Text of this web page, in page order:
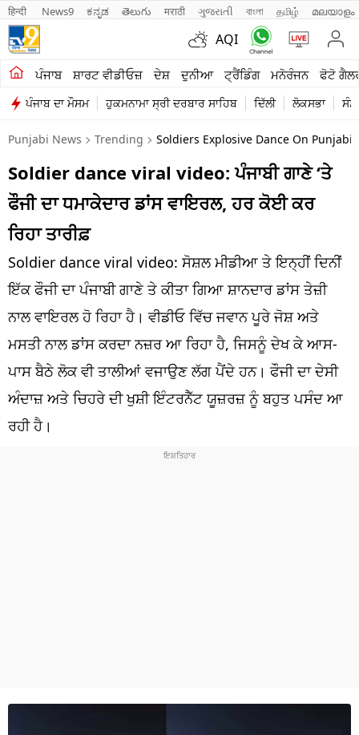
हिन्दी News9 ಕನ್ನಡ తెలుగు मराठी ગુજરાતી বাংলা தமிழ் മലയാളം
AQI
ਪੰਜਾਬ ਸ਼ਾਰਟ ਵੀਡੀਓਜ਼ ਦੇਸ਼ ਦੁਨੀਆ ਟ੍ਰੈਂਡਿੰਗ ਮਨੋਰੰਜਨ ਫੋਟੋ
ਪੰਜਾਬ ਦਾ ਮੌਸਮ ਹੁਕਮਨਾਮਾ ਸ੍ਰੀ ਦਰਬਾਰ ਸਾਹਿਬ ਦਿੱਲੀ ਲੋਕਸਭਾ
ਖੇਤੀਬਾੜੀ
ਸ਼ਾਰਟ ਵੀਡੀਓਜ਼
ਕਾਰੋਬਾਰ
ਕਰਿਅਰ
ਦੇਸ਼
ਲਾਈਫ ਸਟਾਈਲ
ਪੰਜਾਬ
ਧਰਮ
ਖੇਡਾਂ
ਟੈਕਨੋਲਜੀ
Punjabi News Trending Soldiers Explosive Dance On
Soldier dance viral video: ਪੰਜਾਬੀ ਗਾਣੇ ‘ਤੇ
ਫੌਜੀ ਦਾ ਧਮਾਕੇਦਾਰ ਡਾਂਸ ਵਾਇਰਲ, ਹਰ ਕੋਈ ਕਰ
ਰਿਹਾ ਤਾਰੀਫ਼
Soldier dance viral video: ਸੋਸ਼ਲ ਮੀਡੀਆ ਤੇ ਇਨ੍ਹੀਂ ਦਿਨੀਂ
ਇੱਕ ਫੌਜੀ ਦਾ ਪੰਜਾਬੀ ਗਾਣੇ ਤੇ ਕੀਤਾ ਗਿਆ ਸ਼ਾਨਦਾਰ ਡਾਂਸ ਤੇਜ਼ੀ
ਨਾਲ ਵਾਇਰਲ ਹੋ ਰਿਹਾ ਹੈ। ਵੀਡੀਓ ਵਿੱਚ ਜਵਾਨ ਪੂਰੇ ਜੋਸ਼ ਅਤੇ
ਮਸਤੀ ਨਾਲ ਡਾਂਸ ਕਰਦਾ ਨਜ਼ਰ ਆ ਰਿਹਾ ਹੈ, ਜਿਸਨੂੰ ਦੇਖ ਕੇ ਆਸ-
ਪਾਸ ਬੈਠੇ ਲੋਕ ਵੀ ਤਾਲੀਆਂ ਵਜਾਉਣ ਲੱਗ ਪੈਂਦੇ ਹਨ। ਫੌਜੀ ਦਾ ਦੇਸੀ
ਅੰਦਾਜ਼ ਅਤੇ ਚਿਹਰੇ ਦੀ ਖੁਸ਼ੀ ਇੰਟਰਨੈੱਟ ਯੂਜ਼ਰਜ਼ ਨੂੰ ਬਹੁਤ ਪਸੰਦ ਆ
ਰਹੀ ਹੈ।